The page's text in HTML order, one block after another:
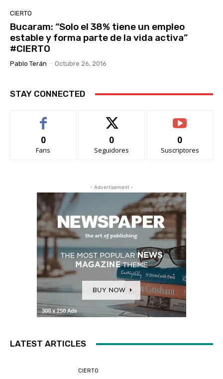
CIERTO
Bucaram: “Solo el 38% tiene un empleo
estable y forma parte de la vida activa”
#CIERTO
Pablo Terán - Octubre 26, 2016
STAY CONNECTED
0
Fans
0
Seguidores
0
Suscriptores
- Advertisement -
LATEST ARTICLES
CIERTO